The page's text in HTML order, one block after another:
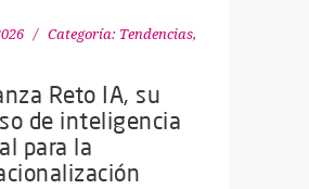
Categoría: Tendencias,
Reto IA, su
de inteligencia
para la